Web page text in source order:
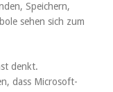
Speichern,
sehen sich zum
denkt.
dass Microsoft-